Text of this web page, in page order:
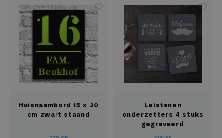
Huisnaambord 15 x 20
cm zwart staand
Leistenen
onderzetters 4 stuks
gegraveerd